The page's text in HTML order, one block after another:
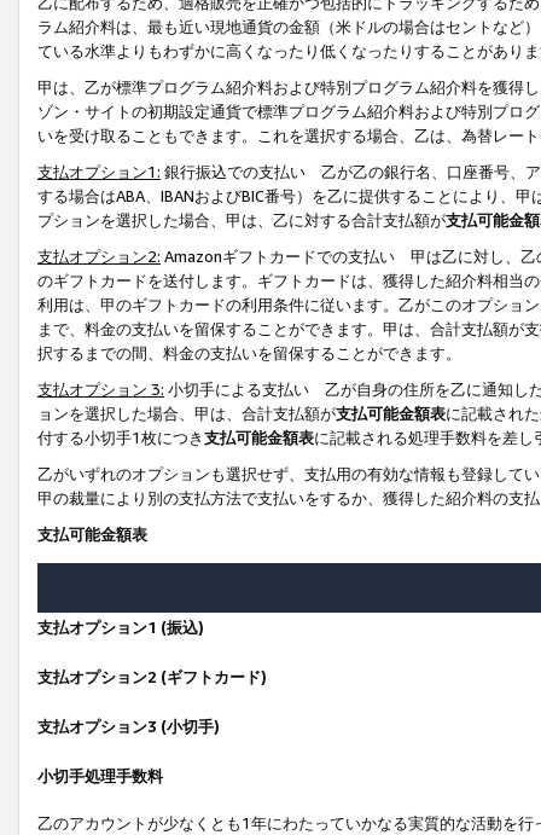
ラム紹介料は、最も近い現地通貨の金額（米ドルの場合はセントなど
ている水準よりもわずかに高くなったり低くなったりすることがあり
甲は、乙が標準プログラム紹介料および特別プログラム紹介料を獲得
ゾン・サイトの初期設定通貨で標準プログラム紹介料および特別プロ
いを受け取ることもできます。これを選択する場合、乙は、為替レー
支払オプション1: 銀行振込での支払い 乙が乙の銀行名、口座番号、
する場合はABA、IBANおよびBIC番号）を乙に提供することにより、
プションを選択した場合、甲は、乙に対する合計支払額が支払可能金
支払オプション2: Amazonギフトカードでの支払い 甲は乙に対し、乙
のギフトカードを送付します。ギフトカードは、獲得した紹介料相当
利用は、甲のギフトカードの利用条件に従います。乙がこのオプショ
まで、料金の支払いを留保することができます。甲は、合計支払額が
択するまでの間、料金の支払いを留保することができます。
支払オプション 3: 小切手による支払い 乙が自身の住所を乙に通知し
ョンを選択した場合、甲は、合計支払額が支払可能金額表に記載され
付する小切手1枚につき支払可能金額表に記載される処理手数料を差し
乙がいずれのオプションも選択せず、支払用の有効な情報も登録して
甲の裁量により別の支払方法で支払いをするか、獲得した紹介料の支
支払可能金額表
支払オプション1 (振込)
支払オプション2 (ギフトカード)
支払オプション3 (小切手)
小切手処理手数料
乙のアカウントが少なくとも1年にわたっていかなる実質的な活動を